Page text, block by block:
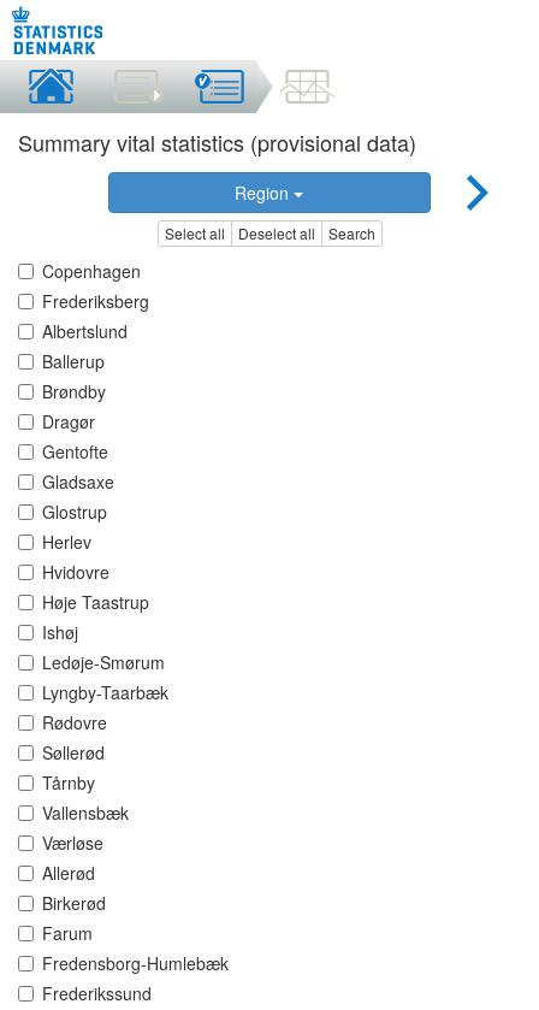
Summary vital statistics (provisional data)
Region
Select all Deselect all Search
Copenhagen
Frederiksberg
Albertslund
Ballerup
Brøndby
Dragør
Gentofte
Gladsaxe
Glostrup
Herlev
Hvidovre
Høje Taastrup
Ishøj
Ledøje-Smørum
Lyngby-Taarbæk
Rødovre
Søllerød
Tårnby
Vallensbæk
Værløse
Allerød
Birkerød
Farum
Fredensborg-Humlebæk
Frederikssund